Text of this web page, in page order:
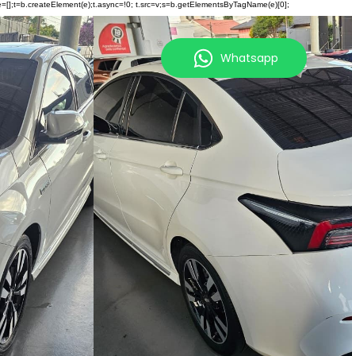
t.src=v;s=b.getElementsByTagName(e)[0];
Whatsapp